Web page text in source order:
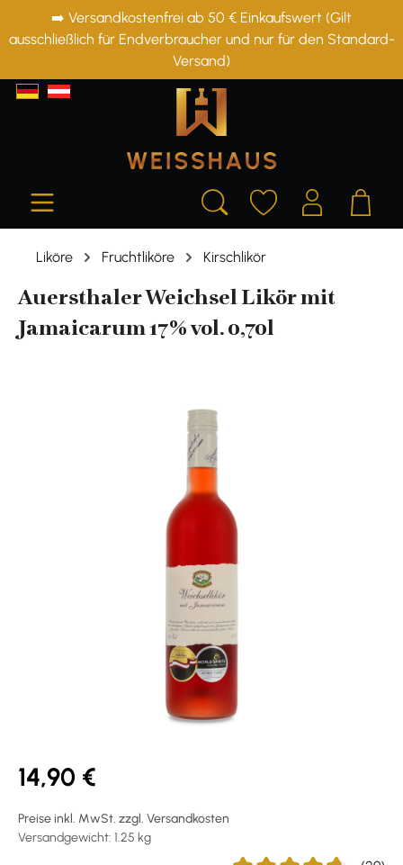
springen
➡️ Versandkostenfrei ab 50 € Einkaufswert (Gilt
ausschließlich für Endverbraucher und nur für den Standard-
Versand)
Liköre Fruchtliköre Kirschlikör
Auersthaler Weichsel Likör mit
Jamaicarum 17% vol. 0,70l
14,90 €
Preise inkl. MwSt. zzgl. Versandkosten
Versandgewicht: 1.25 kg